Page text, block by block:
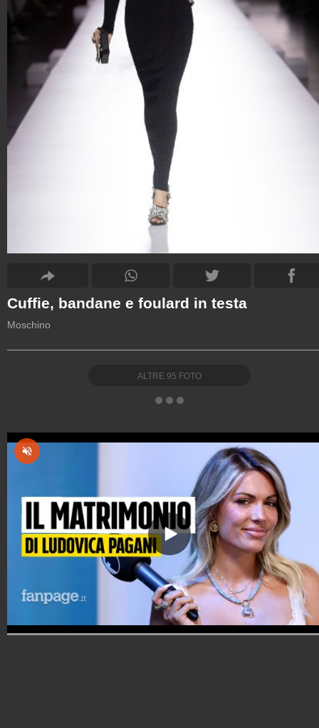
Cuffie, bandane e foulard in testa
Moschino
ALTRE 95 FOTO